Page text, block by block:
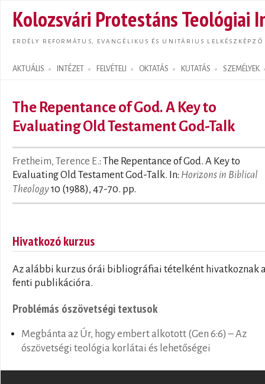
Kolozsvári Protestáns Teológiai
ERDÉLY REFORMÁTUS, EVANGÉLIKUS ÉS UNITÁRIUS LELKÉSZKÉPZŐ
AKTUÁLIS INTÉZET FELVÉTELI OKTATÁS KUTATÁS SZEMÉLYEK
Search form
The Repentance of God. A Key to
Evaluating Old Testament God-Talk
Fretheim, Terence E.: The Repentance of God. A Key to
Evaluating Old Testament God-Talk. In: Horizons in Biblical
Theology10 (1988), 47-70. pp.
Hivatkozó kurzus
Az alábbi kurzus órái bibliográfiai tételként hivatkoznak
fenti publikációra.
Problémás ószövetségi textusok
Megbánta az Úr, hogy embert alkotott (Gen 6:6) – Az
ószövetségi teológia korlátai és lehetőségei